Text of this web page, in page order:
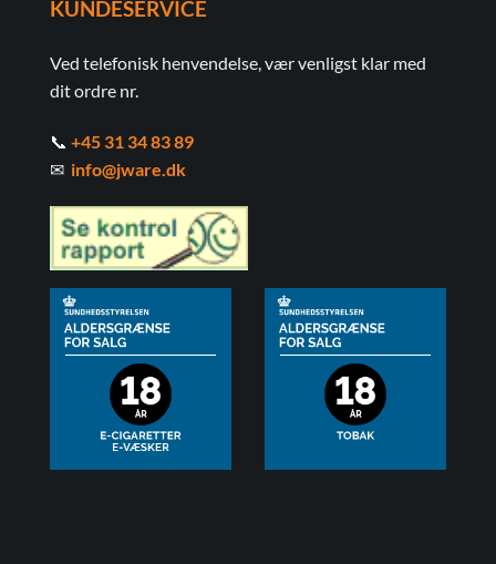
KUNDESERVICE
Ved telefonisk henvendelse, vær venligst klar med
dit ordre nr.
📞 +45 31 34 83 89
✉ info@jware.dk